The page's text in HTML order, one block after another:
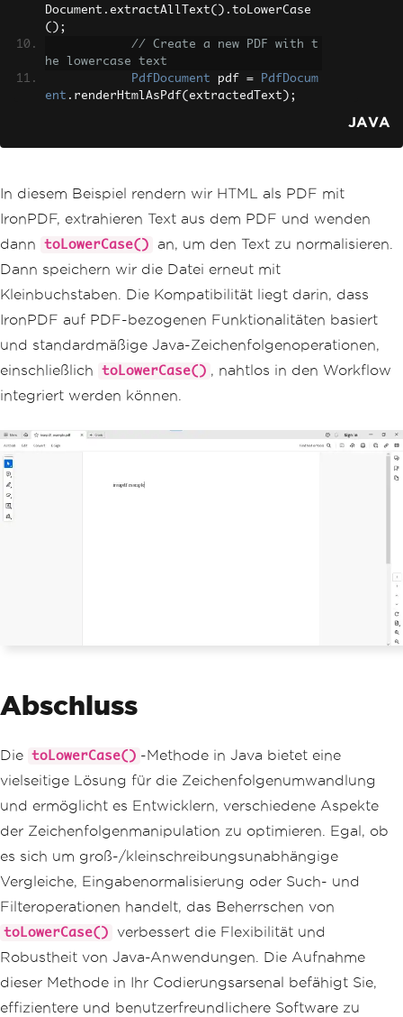
Document . extractAllText(). toLowerCase
();
// Create a new PDF with t
he lowercase text
PdfDocument pdf =
PdfDocum
ent . renderHtmlAsPdf( extractedText );
            pdf
.saveAs("ironpdf_exampl
ocessed and saved with lowercase tex
t.");
System. err . println("An une
xpected exception occurred: "
+ e
}
}
JAVA
In diesem Beispiel rendern wir HTML als PDF mit
IronPDF, extrahieren Text aus dem PDF und wenden
dann
toLowerCase()
an, um den Text zu normalisieren.
Dann speichern wir die Datei erneut mit
Kleinbuchstaben. Die Kompatibilität liegt darin, dass
IronPDF auf PDF-bezogenen Funktionalitäten basiert
und standardmäßige Java-Zeichenfolgenoperationen,
einschließlich
toLowerCase() , nahtlos in den Workflow
integriert werden können.
Abschluss
Die toLowerCase() -Methode in Java bietet eine
vielseitige Lösung für die Zeichenfolgenumwandlung
und ermöglicht es Entwicklern, verschiedene Aspekte
der Zeichenfolgenmanipulation zu optimieren. Egal, ob
es sich um groß-/kleinschreibungsunabhängige
Vergleiche, Eingabenormalisierung oder Such- und
Filteroperationen handelt, das Beherrschen von
toLowerCase()
verbessert die Flexibilität und
Robustheit von Java-Anwendungen. Die Aufnahme
dieser Methode in Ihr Codierungsarsenal befähigt Sie,
effizientere und benutzerfreundlichere Software zu